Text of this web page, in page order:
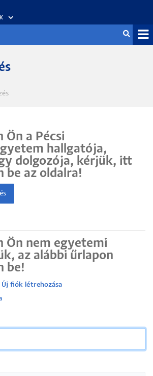
Ön a Pécsi
hallgatója,
dolgozója, kérjük, itt
be az oldalra!
Ön nem egyetemi
az alábbi űrlapon
be!
Új fiók létrehozása